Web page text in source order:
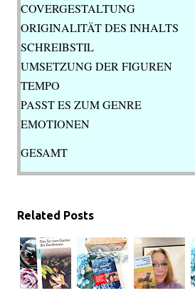
COVERGESTALTUNG
ORIGINALITÄT DES INHALTS
SCHREIBSTIL
UMSETZUNG DER FIGUREN
TEMPO
PASST ES ZUM GENRE
EMOTIONEN
GESAMT
Related Posts